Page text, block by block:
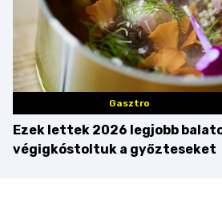
Gasztro
Ezek lettek 2026 legjobb
végigkóstoltuk a győzteseket